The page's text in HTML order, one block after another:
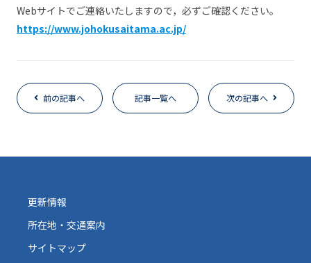
Webサイトでご連絡いたしますので，必ずご確認ください。
https://www.johokusaitama.ac.jp/
前の記事へ 記事一覧へ 次の記事へ
更新情報
所在地・交通案内
サイトマップ